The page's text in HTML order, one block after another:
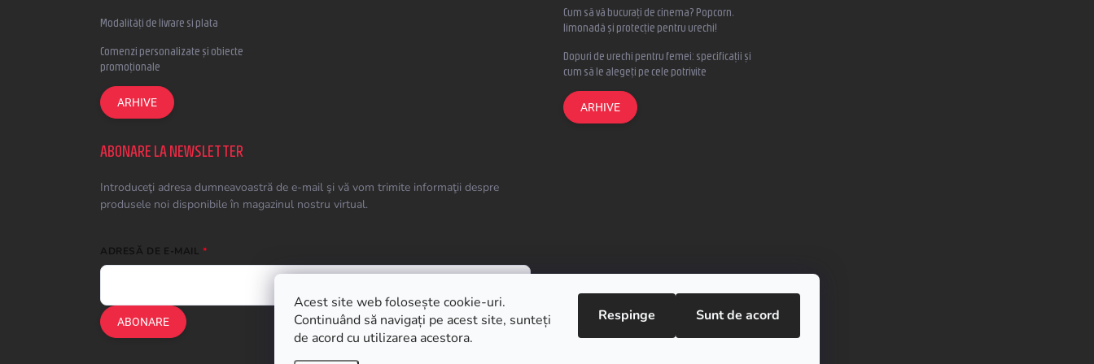
Acest site web folosește cookie-uri.
Continuând să navigați pe acest site, sunteți
de acord cu utilizarea acestora.
Respinge Sunt de acord
Modalități de livrare si plata
Comenzi personalizate și obiecte
promoționale
ARHIVE
Cum să vă bucurați de cinema? Popcorn,
limonadă și protecție pentru urechi!
Dopuri de urechi pentru femei: specificații și
cum să le alegeți pe cele potrivite
ARHIVE
ABONARE LA NEWSLETTER
Introduceţi adresa dumneavoastră de e-mail şi vă vom trimite informaţii despre
produsele noi disponibile în magazinul nostru virtual.
ADRESĂ DE E-MAIL
ABONARE